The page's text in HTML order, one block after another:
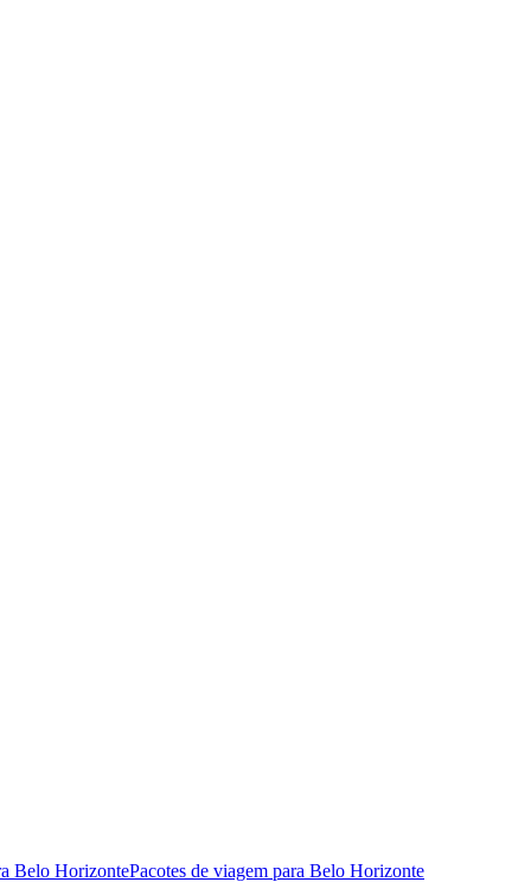
Belo HorizontePacotes de viagem para Belo Horizonte